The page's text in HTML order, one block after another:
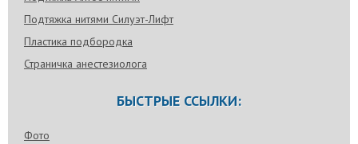
Подтяжка нитями Силуэт-Лифт
Пластика подбородка
Страничка анестезиолога
БЫСТРЫЕ ССЫЛКИ:
Фото